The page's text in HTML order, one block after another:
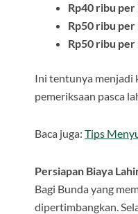
Rp40 ribu
Rp50 ribu
Rp50 ribu
Ini tentunya menjadi
pemeriksaan pasca
Baca juga: Tips
Persiapan Biaya
Bagi Bunda yang
dipertimbangkan.